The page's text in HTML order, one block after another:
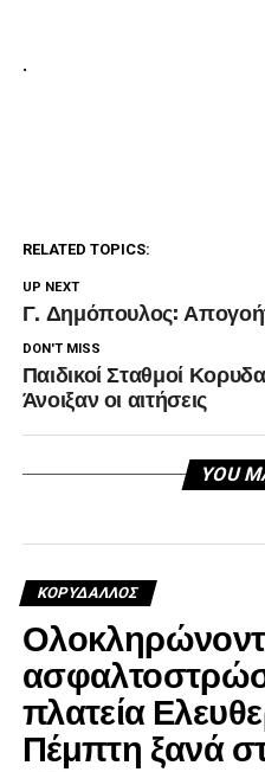
.
RELATED TOPICS:
UP NEXT
Γ. Δημόπουλος:
DON'T MISS
Παιδικοί Σταθμοί
Άνοιξαν οι αιτήσεις
YOU
ΚΟΡΥΔΑΛΛΟΣ
πλατεία
Πέμπτη ξανά